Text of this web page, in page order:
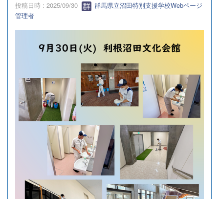
投稿日時 : 2025/09/30
群馬県立沼田特別支援学校Webページ
管理者